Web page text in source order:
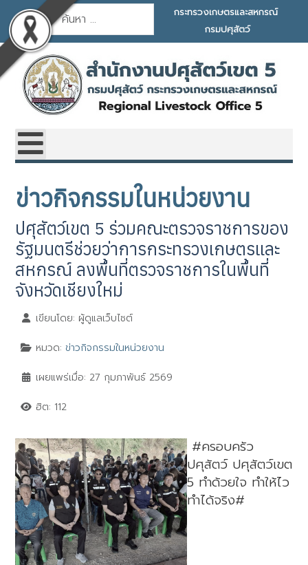
การค้นหา
กระทรวงเกษตรและสหกรณ์
กรมปศุสัตว์
ข่าวกิจกรรมในหน่วยงาน
ปศุสัตว์เขต 5 ร่วมคณะตรวจราชการของ
รัฐมนตรีช่วยว่าการกระทรวงเกษตรและ
สหกรณ์ ลงพื้นที่ตรวจราชการในพื้นที่
จังหวัดเชียงใหม่
เขียนโดย: ผู้ดูแลเว็บไซต์
หมวด: ข่าวกิจกรรมในหน่วยงาน
เผยแพร่เมื่อ: 27 กุมภาพันธ์ 2569
ฮิต: 112
#ครอบครัว
ปศุสัตว์ ปศุสัตว์เขต
5 ทำด้วยใจ ทำให้ไว
ทำได้จริง#